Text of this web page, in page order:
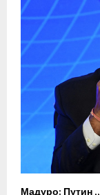
Мадуро: Путин